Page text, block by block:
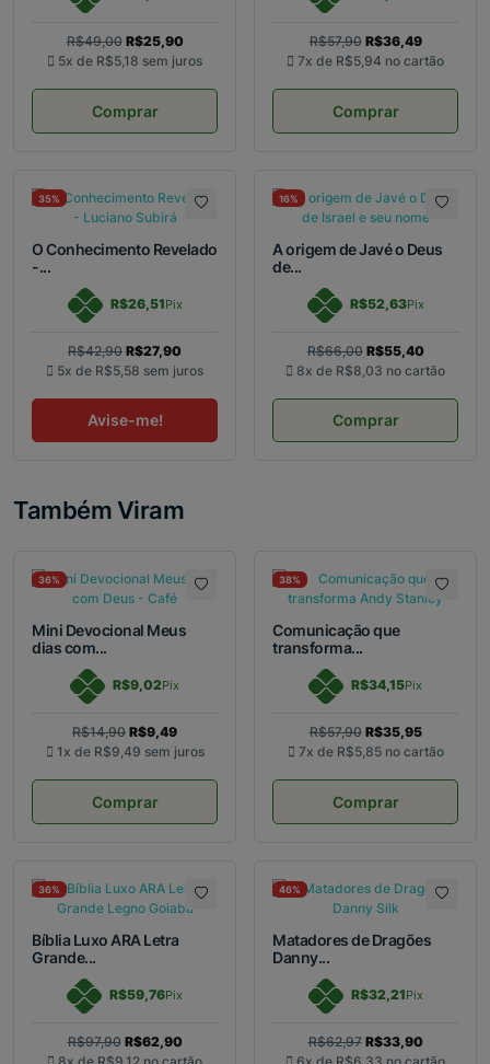
R$49,00 R$25,90
5x de R$5,18 sem juros
Comprar
R$57,90 R$36,49
7x de R$5,94 no cartão
Comprar
35%
O Conhecimento Revelado
-...
R$26,51Pix
R$42,90 R$27,90
5x de R$5,58 sem juros
Avise-me!
16%
A origem de Javé o Deus
de...
R$52,63Pix
R$66,00 R$55,40
8x de R$8,03 no cartão
Comprar
Também Viram
36%
Mini Devocional Meus
dias com...
R$9,02Pix
R$14,90 R$9,49
1x de R$9,49 sem juros
Comprar
38%
Comunicação que
transforma...
R$34,15Pix
R$57,90 R$35,95
7x de R$5,85 no cartão
Comprar
36%
Bíblia Luxo ARA Letra
Grande...
R$59,76Pix
R$97,90 R$62,90
46%
Matadores de Dragões
Danny...
R$32,21Pix
R$62,97 R$33,90